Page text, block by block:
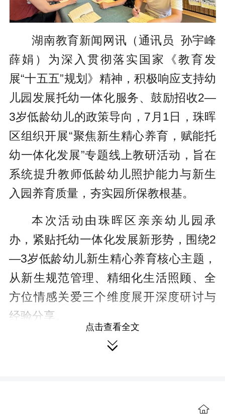
湖南教育新闻网讯（通讯员 孙宇峰
薛娟）为深入贯彻落实国家《教育发
展“十五五”规划》精神，积极响应支持幼
儿园发展托幼一体化服务、鼓励招收2—
3岁低龄幼儿的政策导向，7月1日，珠晖
区组织开展“聚焦新生精心养育，赋能托
幼一体化发展”专题线上教研活动，旨在
系统提升教师低龄幼儿照护能力与新生
入园养育质量，夯实园所保教根基。
本次活动由珠晖区亲亲幼儿园承
办，紧贴托幼一体化发展新形势，围绕2
—3岁低龄幼儿新生精心养育核心主题，
从新生规范管理、精细化生活照顾、全
方位情感关爱三个维度展开深度研讨与
经验分享。
活动伊始，亲亲幼儿园园长万莉立
点击查看全文
